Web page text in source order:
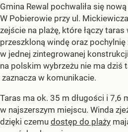
Gmina Rewal pochwaliła się
W Pobierowie przy ul.
zejście na plażę, które łączy
przeszkloną windę oraz pochylnię
w jednej zintegrowanej
na polskim wybrzeżu nie ma dziś
zaznacza w komunikacie.
Taras ma ok. 35 m długości i 7,6
w najszerszym miejscu. Winda
dzięki czemu dostęp do plaży